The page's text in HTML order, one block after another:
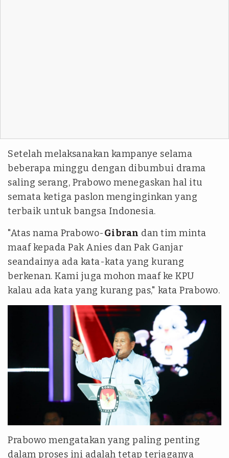
Setelah melaksanakan kampanye selama
beberapa minggu dengan dibumbui drama
saling serang, Prabowo menegaskan hal itu
semata ketiga paslon menginginkan yang
terbaik untuk bangsa Indonesia.
"Atas nama Prabowo-Gibran dan tim minta
maaf kepada Pak Anies dan Pak Ganjar
seandainya ada kata-kata yang kurang
berkenan. Kami juga mohon maaf ke KPU
kalau ada kata yang kurang pas," kata Prabowo.
Prabowo mengatakan yang paling penting
dalam proses ini adalah tetap terjaganya